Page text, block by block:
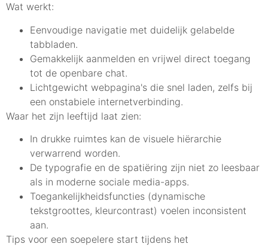
Wat werkt:
Eenvoudige navigatie met duidelijk gelabelde
tabbladen.
Gemakkelijk aanmelden en vrijwel direct toegang
tot de openbare chat.
Lichtgewicht webpagina's die snel laden, zelfs bij
een onstabiele internetverbinding.
Waar het zijn leeftijd laat zien:
In drukke ruimtes kan de visuele hiërarchie
verwarrend worden.
De typografie en de spatiëring zijn niet zo leesbaar
als in moderne sociale media-apps.
Toegankelijkheidsfuncties (dynamische
tekstgroottes, kleurcontrast) voelen inconsistent
aan.
Tips voor een soepelere start tijdens het